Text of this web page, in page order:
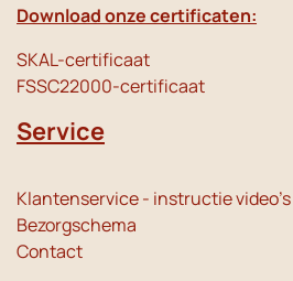
Download onze certificaten:
SKAL-certificaat
FSSC22000-certificaat
Service
Klantenservice - instructie
Bezorgschema
Contact